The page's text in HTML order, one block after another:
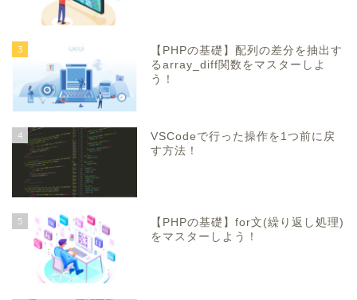
3
【PHPの基礎】配列の差分を抽出す
るarray_diff関数をマスターしよ
う！
4
VSCodeで行った操作を1つ前に戻
す方法！
5
【PHPの基礎】for文(繰り返し処理)
をマスターしよう！